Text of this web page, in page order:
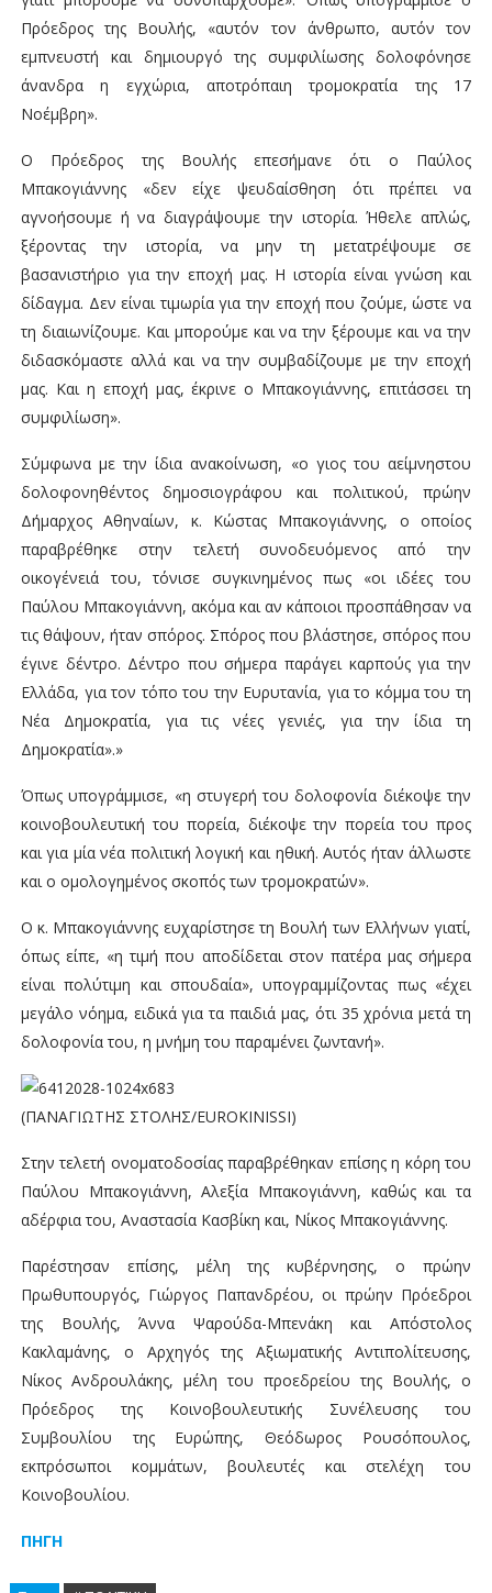
Πρόεδρος της Βουλής, «αυτόν τον άνθρωπο, αυτόν τον
εμπνευστή και δημιουργό της συμφιλίωσης δολοφόνησε
άνανδρα η εγχώρια, αποτρόπαιη τρομοκρατία της 17
Νοέμβρη».
Ο Πρόεδρος της Βουλής επεσήμανε ότι ο Παύλος
Μπακογιάννης «δεν είχε ψευδαίσθηση ότι πρέπει να
αγνοήσουμε ή να διαγράψουμε την ιστορία. Ήθελε απλώς,
ξέροντας την ιστορία, να μην τη μετατρέψουμε σε
βασανιστήριο για την εποχή μας. Η ιστορία είναι γνώση και
δίδαγμα. Δεν είναι τιμωρία για την εποχή που ζούμε, ώστε να
τη διαιωνίζουμε. Και μπορούμε και να την ξέρουμε και να την
διδασκόμαστε αλλά και να την συμβαδίζουμε με την εποχή
μας. Και η εποχή μας, έκρινε ο Μπακογιάννης, επιτάσσει τη
συμφιλίωση».
Σύμφωνα με την ίδια ανακοίνωση, «ο γιος του αείμνηστου
δολοφονηθέντος δημοσιογράφου και πολιτικού, πρώην
Δήμαρχος Αθηναίων, κ. Κώστας Μπακογιάννης, ο οποίος
παραβρέθηκε στην τελετή συνοδευόμενος από την
οικογένειά του, τόνισε συγκινημένος πως «οι ιδέες του
Παύλου Μπακογιάννη, ακόμα και αν κάποιοι προσπάθησαν να
τις θάψουν, ήταν σπόρος. Σπόρος που βλάστησε, σπόρος που
έγινε δέντρο. Δέντρο που σήμερα παράγει καρπούς για την
Ελλάδα, για τον τόπο του την Ευρυτανία, για το κόμμα του τη
Νέα Δημοκρατία, για τις νέες γενιές, για την ίδια τη
Δημοκρατία».»
Όπως υπογράμμισε, «η στυγερή του δολοφονία διέκοψε την
κοινοβουλευτική του πορεία, διέκοψε την πορεία του προς
και για μία νέα πολιτική λογική και ηθική. Αυτός ήταν άλλωστε
και ο ομολογημένος σκοπός των τρομοκρατών».
Ο κ. Μπακογιάννης ευχαρίστησε τη Βουλή των Ελλήνων γιατί,
όπως είπε, «η τιμή που αποδίδεται στον πατέρα μας σήμερα
είναι πολύτιμη και σπουδαία», υπογραμμίζοντας πως «έχει
μεγάλο νόημα, ειδικά για τα παιδιά μας, ότι 35 χρόνια μετά τη
δολοφονία του, η μνήμη του παραμένει ζωντανή».
(ΠΑΝΑΓΙΩΤΗΣ ΣΤΟΛΗΣ/EUROKINISSI)
Στην τελετή ονοματοδοσίας παραβρέθηκαν επίσης η κόρη του
Παύλου Μπακογιάννη, Αλεξία Μπακογιάννη, καθώς και τα
αδέρφια του, Αναστασία Κασβίκη και, Νίκος Μπακογιάννης.
Παρέστησαν επίσης, μέλη της κυβέρνησης, ο πρώην
Πρωθυπουργός, Γιώργος Παπανδρέου, οι πρώην Πρόεδροι
της Βουλής, Άννα Ψαρούδα-Μπενάκη και Απόστολος
Κακλαμάνης, ο Αρχηγός της Αξιωματικής Αντιπολίτευσης,
Νίκος Ανδρουλάκης, μέλη του προεδρείου της Βουλής, ο
Πρόεδρος της Κοινοβουλευτικής Συνέλευσης του
Συμβουλίου της Ευρώπης, Θεόδωρος Ρουσόπουλος,
εκπρόσωποι κομμάτων, βουλευτές και στελέχη του
Κοινοβουλίου.
ΠΗΓΗ